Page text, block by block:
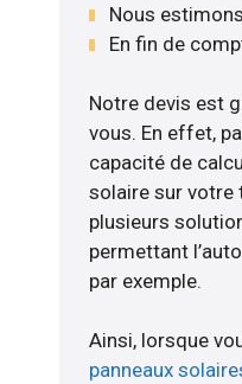
Nous
En fin de
Notre devis est
vous. En effet,
capacité de
solaire sur votre
plusieurs
permettant
par exemple.
Ainsi, lorsque
panneaux